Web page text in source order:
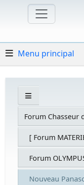
Menu principal
Forum Chasseur
[ Forum
Forum
Nouveau